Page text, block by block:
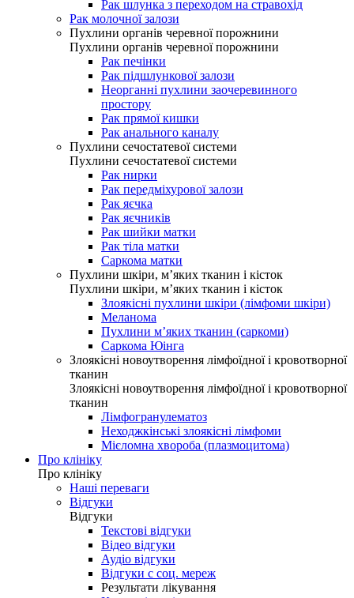
Рак шлунка з переходом на стравохід
Рак молочної залози
Пухлини органів черевної порожнини
Пухлини органів черевної порожнини
Рак печінки
Рак підшлункової залози
Неорганні пухлини заочеревинного
простору
Рак прямої кишки
Рак анального каналу
Пухлини сечостатевої системи
Пухлини сечостатевої системи
Рак нирки
Рак передміхурової залози
Рак яєчка
Рак яєчників
Рак шийки матки
Рак тіла матки
Саркома матки
Пухлини шкіри, м’яких тканин і кісток
Пухлини шкіри, м’яких тканин і кісток
Злоякісні пухлини шкіри (лімфоми шкіри)
Меланома
Пухлини м’яких тканин (саркоми)
Саркома Юінга
Злоякісні новоутворення лімфоїдної і кровотворної
тканин
Злоякісні новоутворення лімфоїдної і кровотворної
тканин
Лімфогранулематоз
Неходжкінські злоякісні лімфоми
Мієломна хвороба (плазмоцитома)
Про клініку
Про клініку
Наші переваги
Відгуки
Відгуки
Текстові відгуки
Відео відгуки
Аудіо відгуки
Відгуки с соц. мереж
Результати лікування